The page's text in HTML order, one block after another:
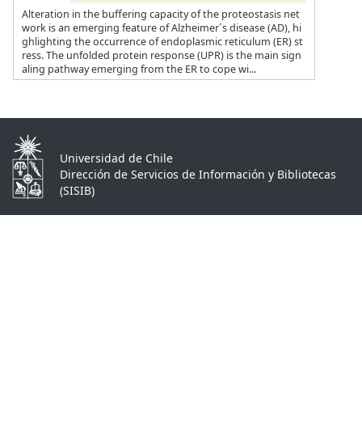
Alteration in the buffering capacity of the proteostasis net
work is an emerging feature of Alzheimer´s disease (AD), hi
ghlighting the occurrence of endoplasmic reticulum (ER) st
ress. The unfolded protein response (UPR) is the main sign
aling pathway emerging from the ER to cope wi...
Universidad de Chile
Dirección de Servicios de Información y Bibliotecas
(SISIB)